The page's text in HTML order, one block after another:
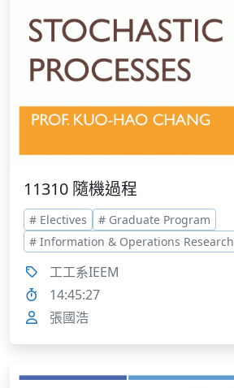
11310 隨機過程
# Electives
# Graduate Program
# Information & Operations Research
工工系IEEM
14:45:27
張國浩